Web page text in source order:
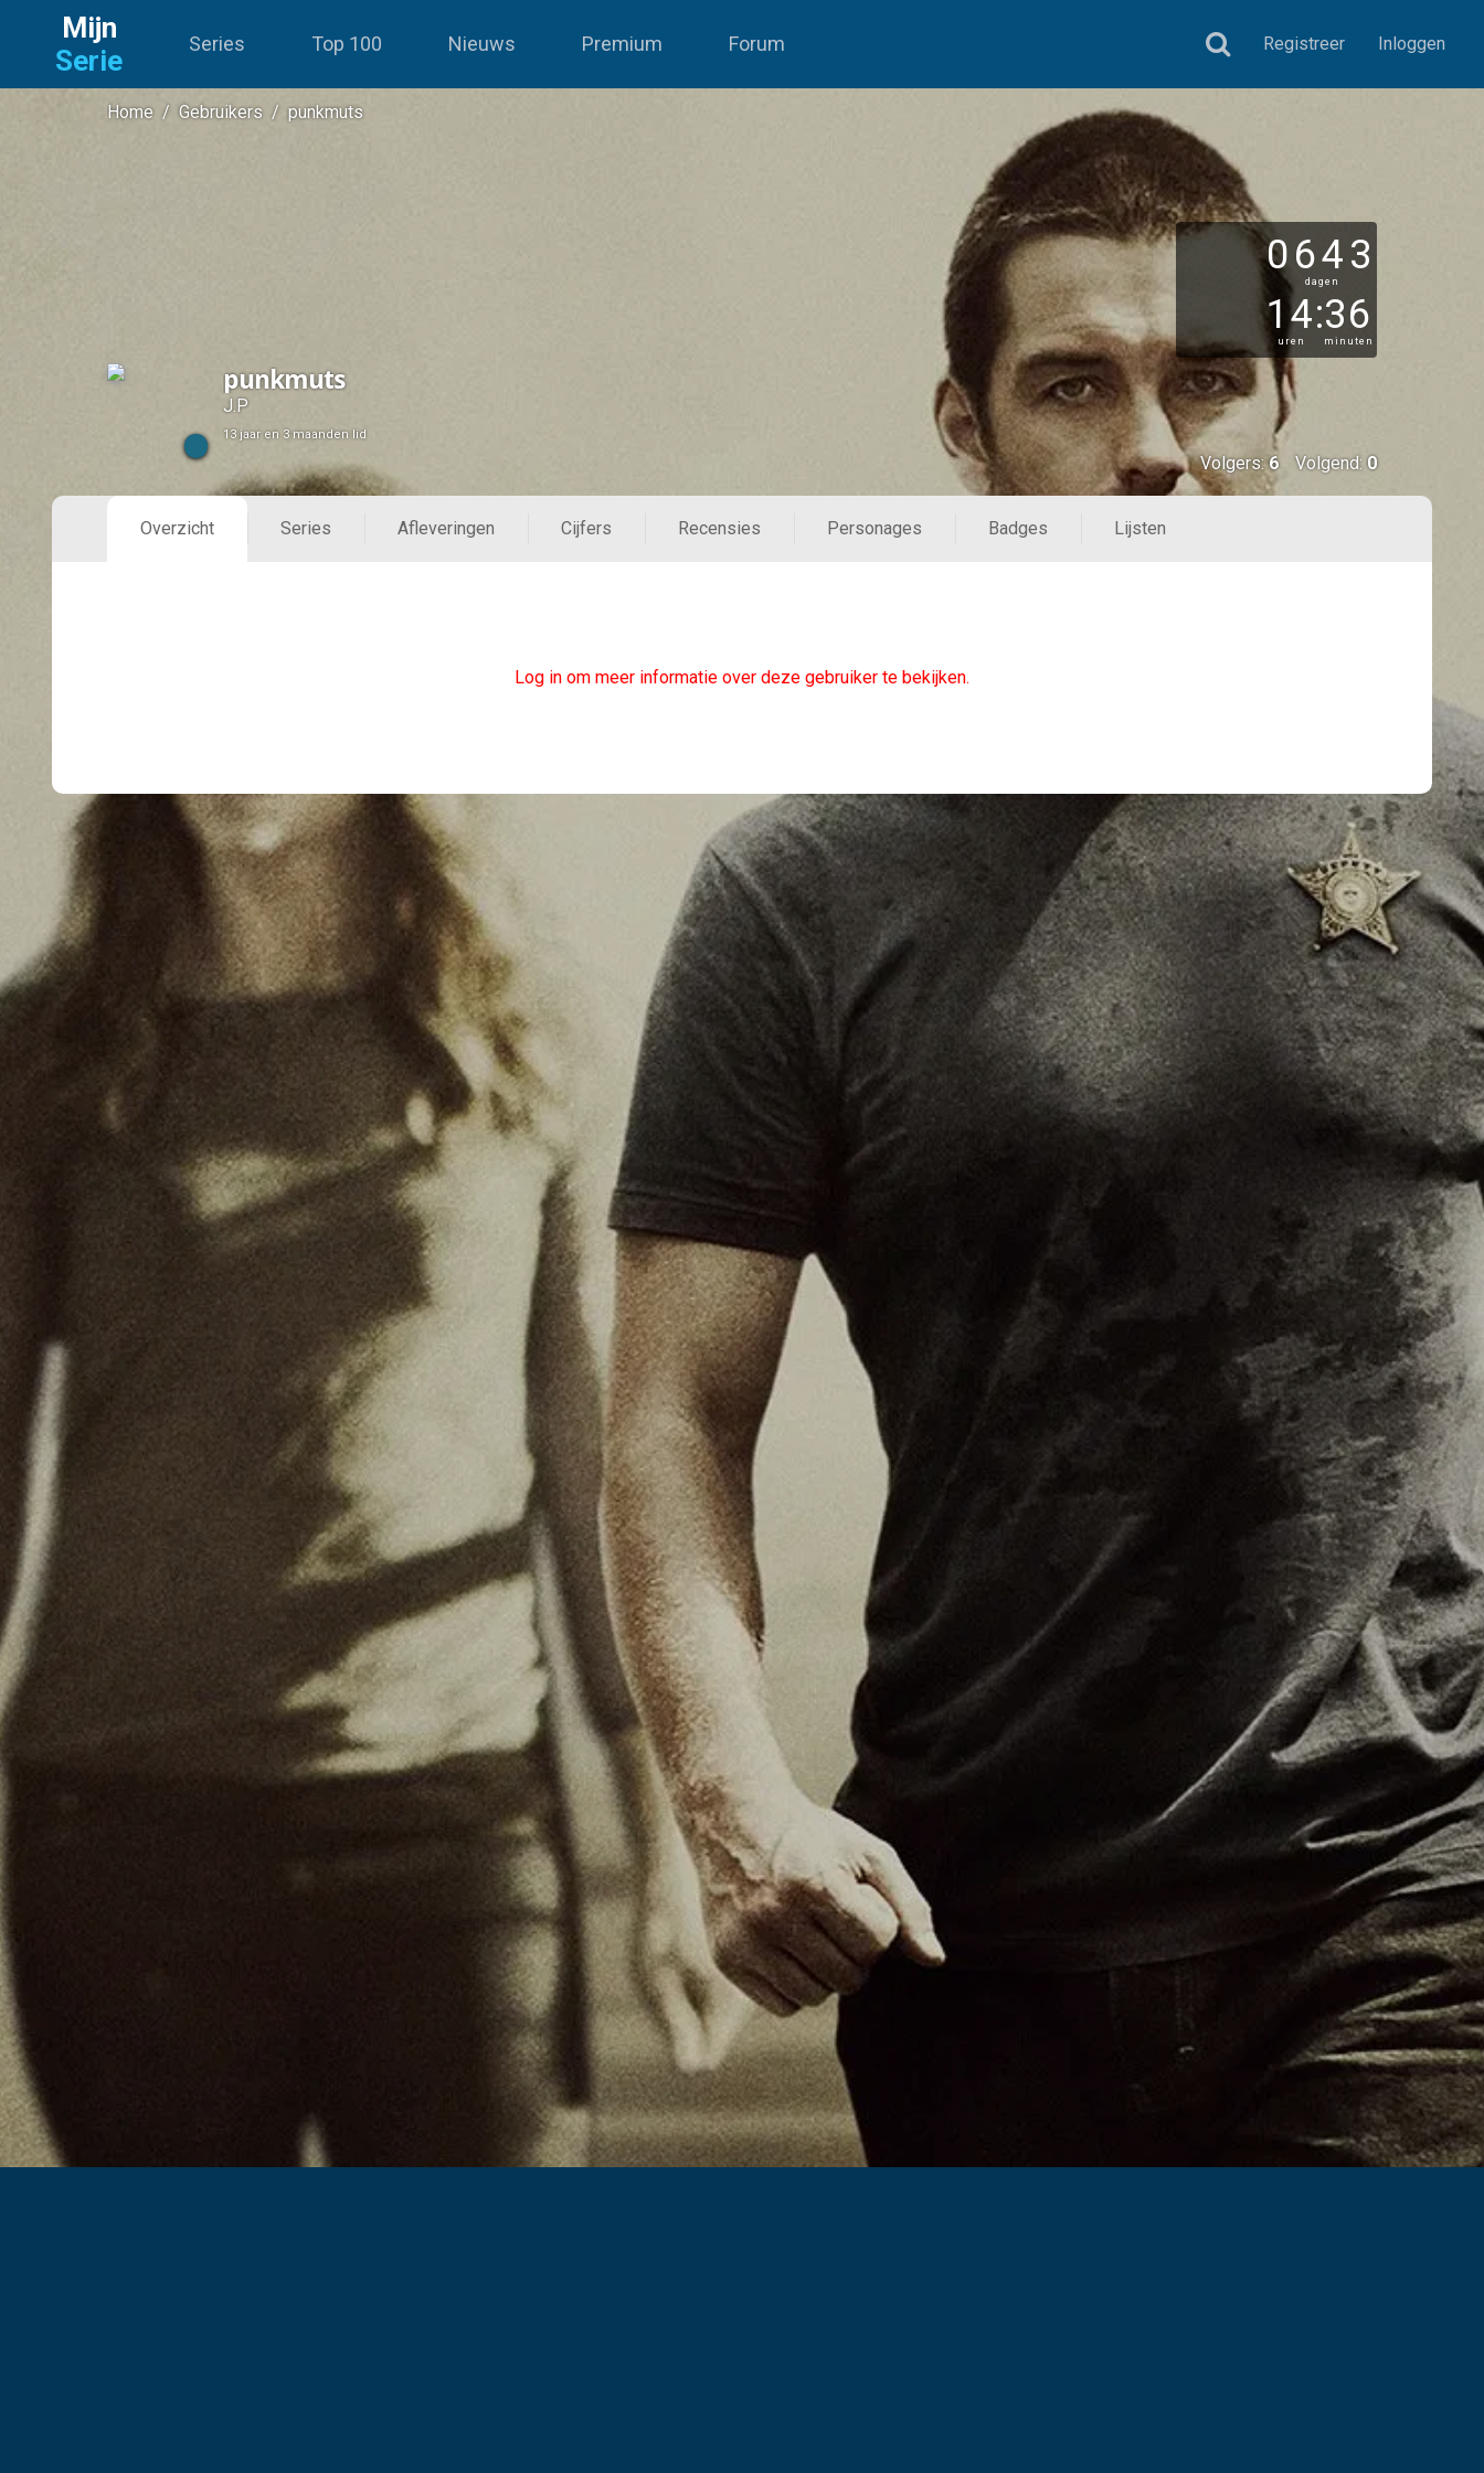
Mijn
Serie
Series Top 100 Nieuws Premium Forum Registreer Inloggen
Home / Gebruikers /punkmuts
punkmuts
J.P
13 jaar en 3 maanden lid
0643
dagen
14
uren
:36
minuten
Volgers:6 Volgend: 0
Overzicht Series Afleveringen Cijfers Recensies Personages Badges Lijsten
Log in om meer informatie over deze gebruiker te bekijken.